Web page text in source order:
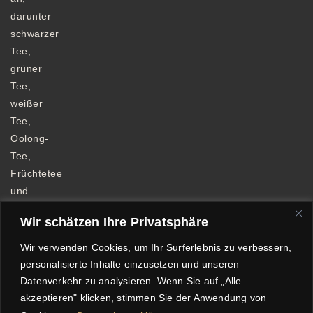
Wir schätzen Ihre Privatsphäre
Wir verwenden Cookies, um Ihr Surferlebnis zu verbessern,
personalisierte Inhalte einzusetzen und unseren
Datenverkehr zu analysieren. Wenn Sie auf „Alle
akzeptieren" klicken, stimmen Sie der Anwendung von
darunter
schwarzer
Tee,
grüner
Tee,
weißer
Tee,
Oolong-
Tee,
Früchtetee
und
Allgemeine Geschäftsbedingungen
DatenschutzerklärungImpressum